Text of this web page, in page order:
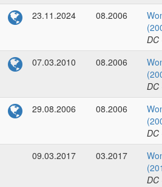
23.11.2024
08.2006
DC
07.03.2010
08.2006
DC
29.08.2006
08.2006
DC
09.03.2017
03.2017
DC